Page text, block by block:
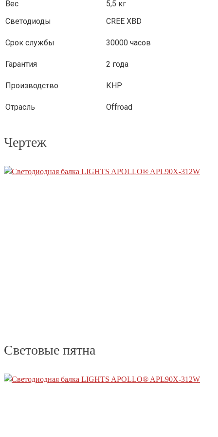
Вес
5,5 кг
Светодиоды
CREE XBD
Срок службы 30000 часов
Гарантия 2 года
Производство КНР
Отрасль Offroad
Чертеж
Световые пятна